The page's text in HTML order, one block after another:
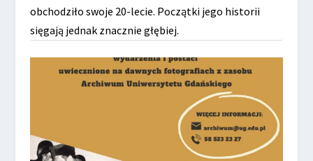
obchodziło swoje 20-lecie. Początki jego historii
sięgają jednak znacznie głębiej.